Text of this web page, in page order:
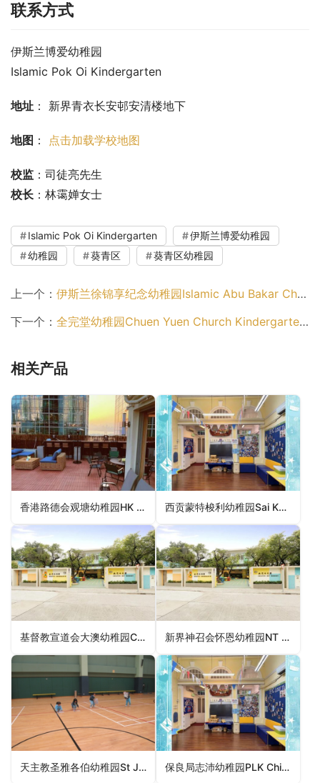
联系方式
伊斯兰博爱幼稚园
Islamic Pok Oi Kindergarten
地址 ： 新界青衣长安邨安清楼地下
地图 ： 点击加载学校地图
校监 ：司徒亮先生
校长 ：林霭婵女士
Islamic Pok Oi Kindergarten
伊斯兰博爱幼稚园
幼稚园
葵青区 葵青区幼稚园
上一个： 伊斯兰徐锦享纪念幼稚园Islamic Abu Bakar Chui Memorial Kindergarten（幼稚园）
下一个： 全完堂幼稚园Chuen Yuen Church Kindergarten（荃湾区幼稚园）
相关产品
香港路德会观塘幼稚园HK Lutheran Church Kwun Tong Kindergarten（观塘区幼稚园） 西贡蒙特梭利幼稚园Sai Kung Montessori Kindergarten（西贡区幼稚园）
基督教宣道会大澳幼稚园C&MA Tai O Kindergarten（离岛区幼稚园） 新界神召会怀恩幼稚园NT Assembly of God Church Wai Yan Kindergarten（元朗区幼稚园）
天主教圣雅各伯幼稚园St James Catholic Kindergarten（观塘区幼稚园） 保良局志沛幼稚园PLK Chi Pui Kindergarten（荃湾区幼稚园）